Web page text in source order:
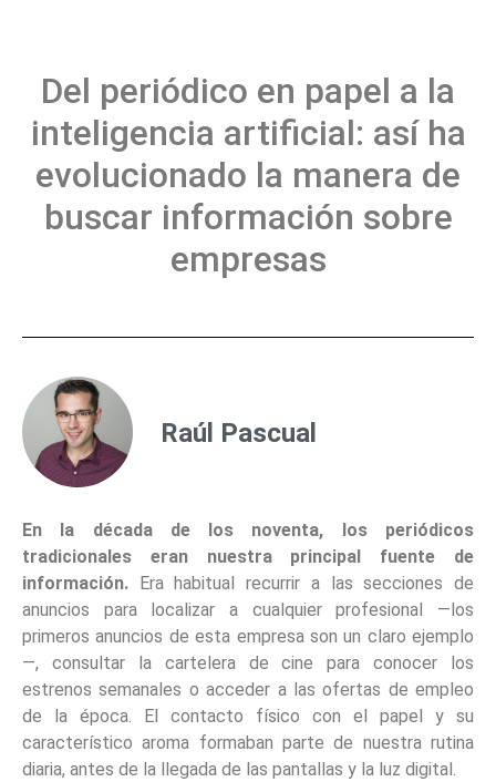
Del periódico en papel a la
inteligencia artificial: así ha
evolucionado la manera de
buscar información sobre
empresas
Raúl Pascual
En la década de los noventa, los periódicos
tradicionales eran nuestra principal fuente de
información. Era habitual recurrir a las secciones de
anuncios para localizar a cualquier profesional —los
primeros anuncios de esta empresa son un claro ejemplo
—, consultar la cartelera de cine para conocer los
estrenos semanales o acceder a las ofertas de empleo
de la época. El contacto físico con el papel y su
característico aroma formaban parte de nuestra rutina
diaria, antes de la llegada de las pantallas y la luz digital.